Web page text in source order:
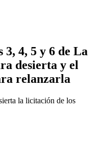
4, 5 y 6 de La
desierta y el
relanzarla
la licitación de los